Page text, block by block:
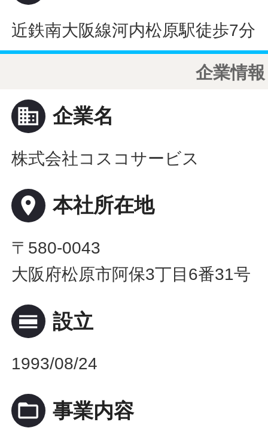
近鉄南大阪線河内松原駅徒歩7分
企業情報
business 企業名
株式会社コスコサービス
place 本社所在地
〒580-0043
大阪府松原市阿保3丁目6番31号
calendar_view_day 設立
1993/08/24
folder_open 事業内容